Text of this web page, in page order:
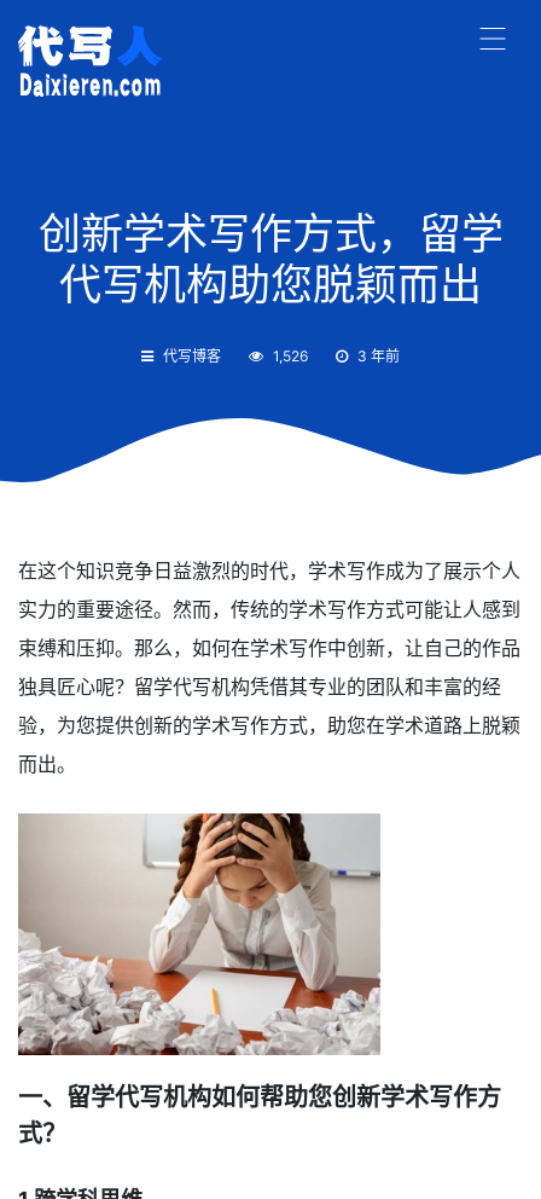
创新学术写作方式，留学
代写机构助您脱颖而出
代写博客 1,526 3 年前
在这个知识竞争日益激烈的时代，学术写作成为了展示个人
实力的重要途径。然而，传统的学术写作方式可能让人感到
束缚和压抑。那么，如何在学术写作中创新，让自己的作品
独具匠心呢？留学代写机构凭借其专业的团队和丰富的经
验，为您提供创新的学术写作方式，助您在学术道路上脱颖
而出。
一、留学代写机构如何帮助您创新学术写作方
式？